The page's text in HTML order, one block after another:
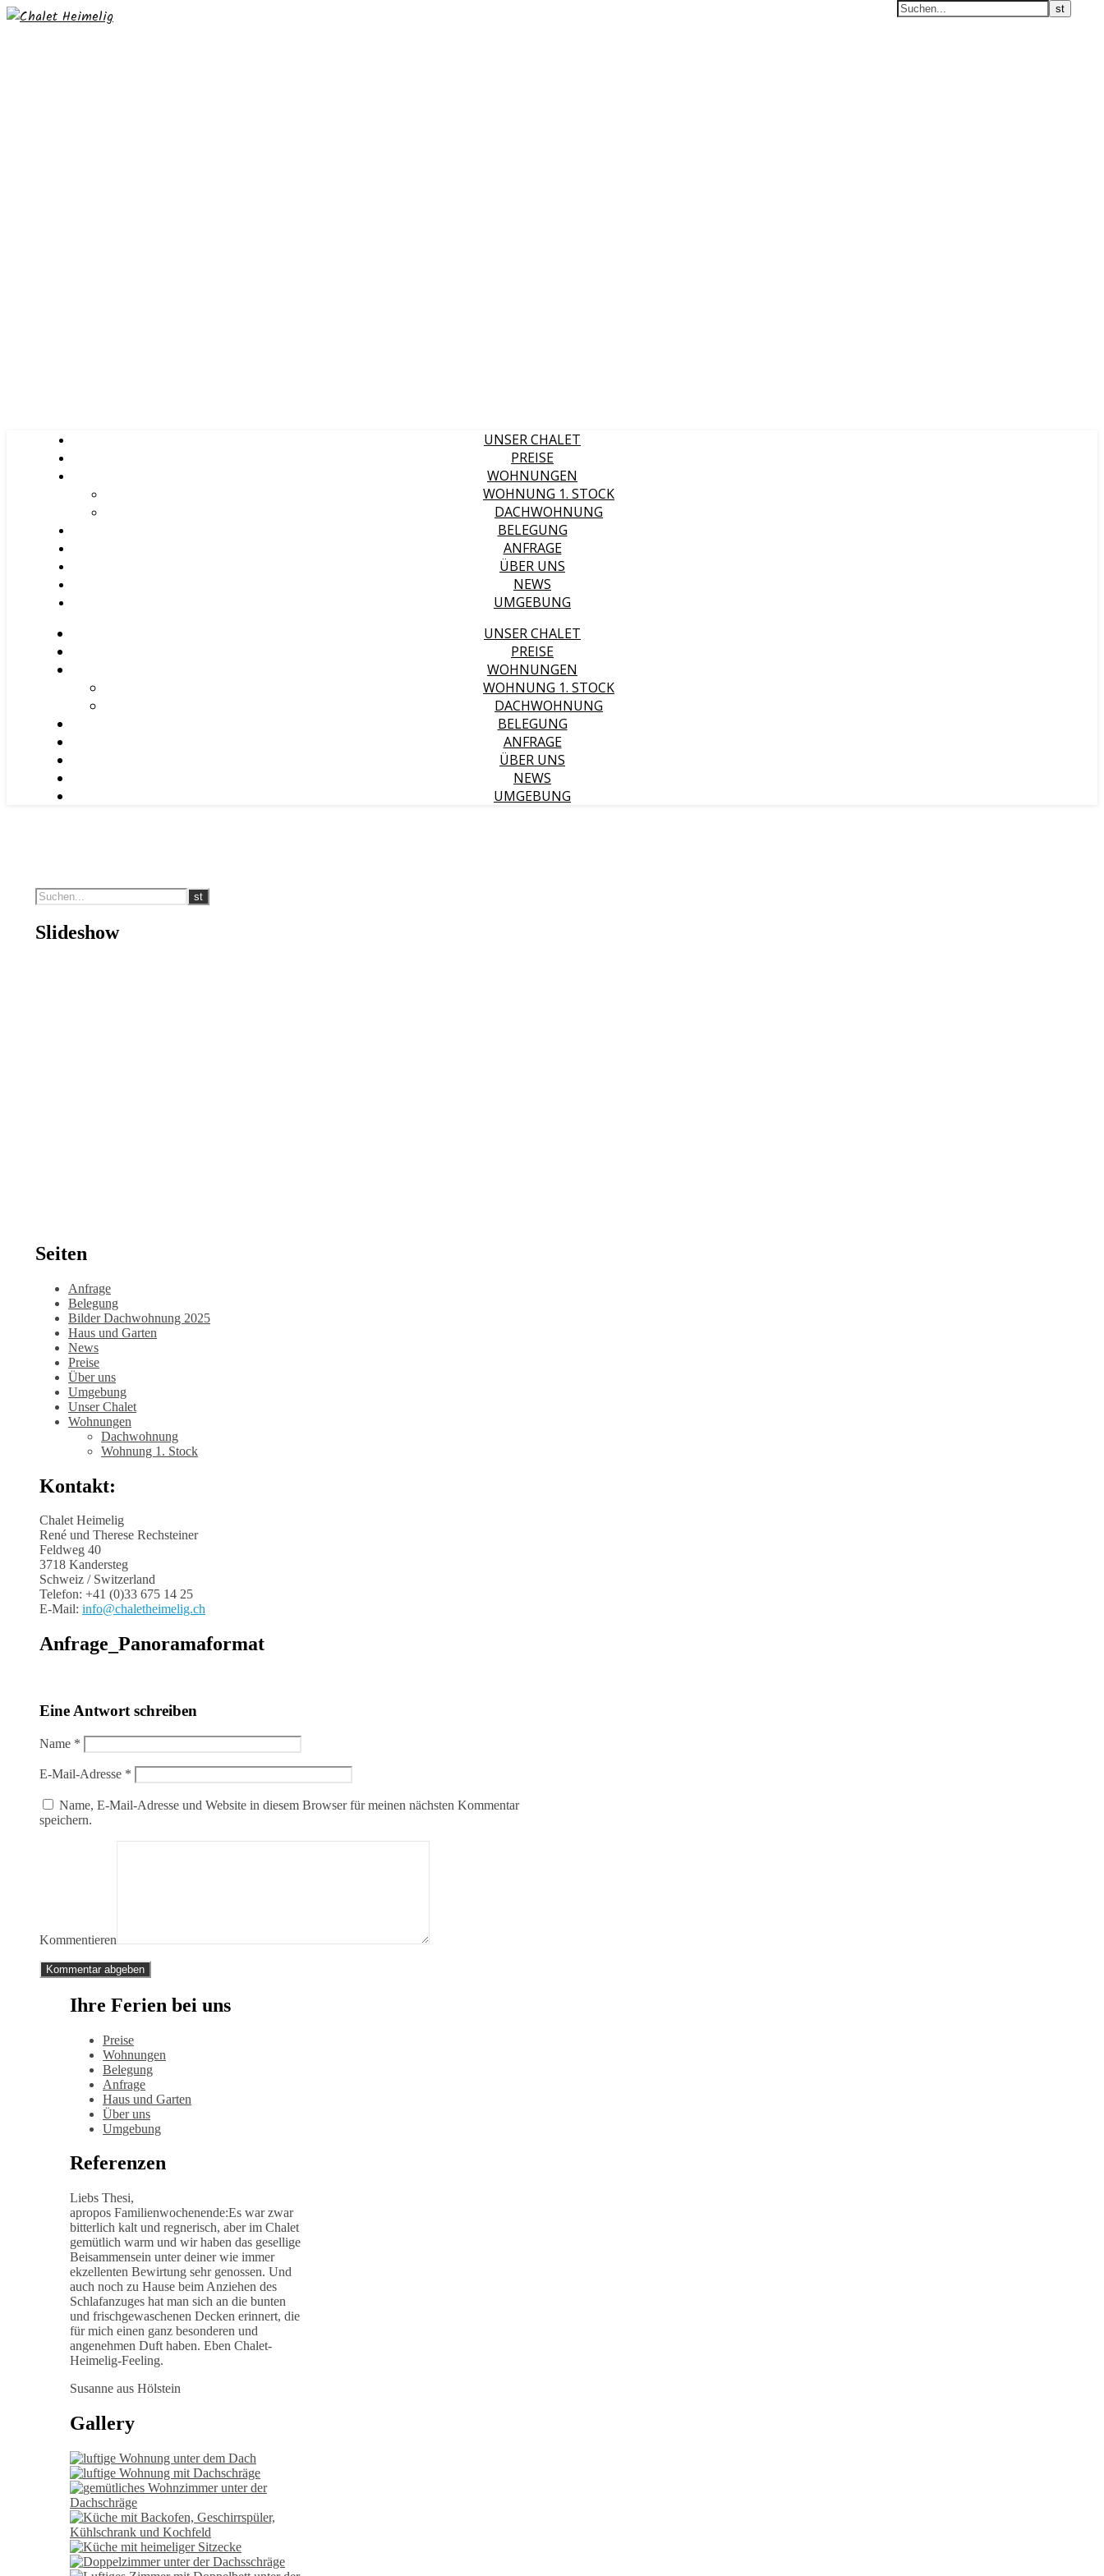
UNSER CHALET
PREISE
WOHNUNGEN
WOHNUNG 1. STOCK
DACHWOHNUNG
BELEGUNG
ANFRAGE
ÜBER UNS
NEWS
UMGEBUNG
UNSER CHALET
PREISE
WOHNUNGEN
WOHNUNG 1. STOCK
DACHWOHNUNG
BELEGUNG
ANFRAGE
ÜBER UNS
NEWS
UMGEBUNG
Slideshow
Seiten
Anfrage
Belegung
Bilder Dachwohnung 2025
Haus und Garten
News
Preise
Über uns
Umgebung
Unser Chalet
Wohnungen
Dachwohnung
Wohnung 1. Stock
Kontakt:
Chalet Heimelig
René und Therese Rechsteiner
Feldweg 40
3718 Kandersteg
Schweiz / Switzerland
Telefon: +41 (0)33 675 14 25
E-Mail: info@chaletheimelig.ch
Anfrage_Panoramaformat
Eine Antwort schreiben
Name *
E-Mail-Adresse *
Name, E-Mail-Adresse und Website in diesem Browser für meinen nächsten Kommentar
speichern.
Kommentieren
Ihre Ferien bei uns
Preise
Wohnungen
Belegung
Anfrage
Haus und Garten
Über uns
Umgebung
Referenzen
Liebs Thesi,
apropos Familienwochenende:Es war zwar
bitterlich kalt und regnerisch, aber im Chalet
gemütlich warm und wir haben das gesellige
Beisammensein unter deiner wie immer
ekzellenten Bewirtung sehr genossen. Und
auch noch zu Hause beim Anziehen des
Schlafanzuges hat man sich an die bunten
und frischgewaschenen Decken erinnert, die
für mich einen ganz besonderen und
angenehmen Duft haben. Eben Chalet-
Heimelig-Feeling.
Susanne aus Hölstein
Gallery